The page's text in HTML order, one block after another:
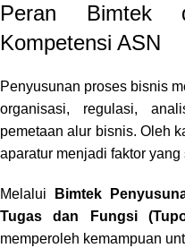
Peran Bimtek
Kompetensi ASN
Penyusunan proses bisnis
organisasi, regulasi,
pemetaan alur bisnis. Oleh
aparatur menjadi faktor yang
Melalui
Bimtek
Tugas dan Fungsi
memperoleh kemampuan